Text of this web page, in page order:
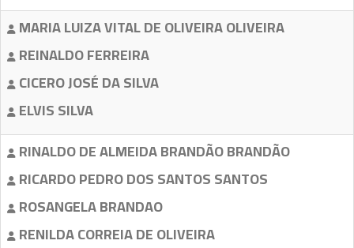
MARIA LUIZA VITAL DE OLIVEIRA OLIVEIRA
REINALDO FERREIRA
CICERO JOSÉ DA SILVA
ELVIS SILVA
RINALDO DE ALMEIDA BRANDÃO BRANDÃO
RICARDO PEDRO DOS SANTOS SANTOS
ROSANGELA BRANDAO
RENILDA CORREIA DE OLIVEIRA